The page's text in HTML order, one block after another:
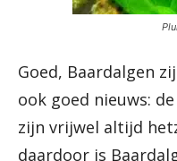
Goed, Baardalgen
ook goed nieuws:
zijn vrijwel altijd
daardoor is